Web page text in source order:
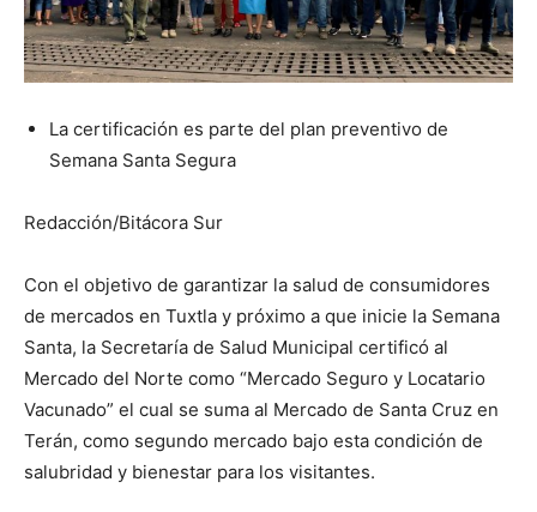
La certificación es parte del plan preventivo de
Semana Santa Segura
Redacción/Bitácora Sur
Con el objetivo de garantizar la salud de consumidores
de mercados en Tuxtla y próximo a que inicie la Semana
Santa, la Secretaría de Salud Municipal certificó al
Mercado del Norte como “Mercado Seguro y Locatario
Vacunado” el cual se suma al Mercado de Santa Cruz en
Terán, como segundo mercado bajo esta condición de
salubridad y bienestar para los visitantes.